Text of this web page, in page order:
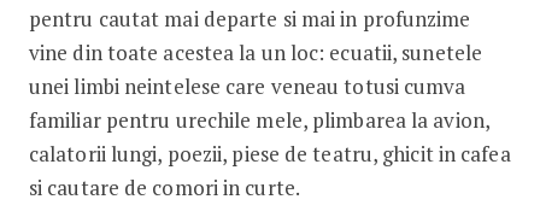
pentru cautat mai departe si mai in profunzime
vine din toate acestea la un loc: ecuatii, sunetele
unei limbi neintelese care veneau totusi cumva
familiar pentru urechile mele, plimbarea la avion,
calatorii lungi, poezii, piese de teatru, ghicit in cafea
si cautare de comori in curte.